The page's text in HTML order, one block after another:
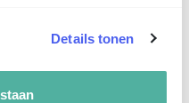
Details tonen